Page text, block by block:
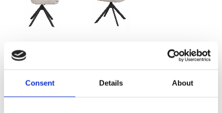
Consent Details About
2 905,00
FLER FÄRGER